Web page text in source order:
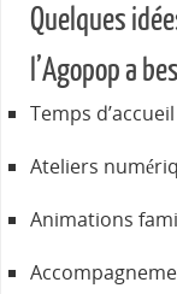
Quelques
l’Agopop a
Temps d’accueil
Ateliers
Animations